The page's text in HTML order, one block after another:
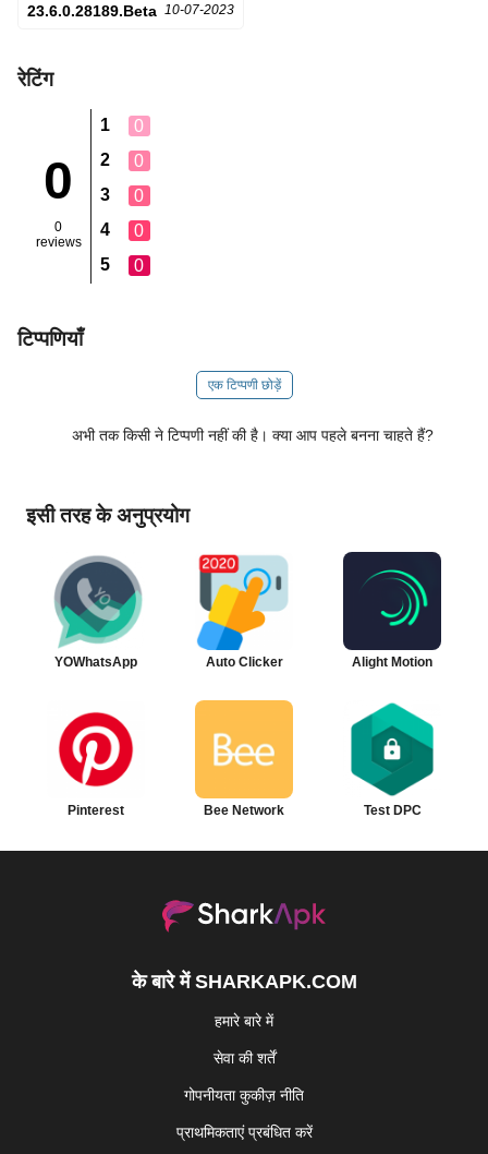
23.6.0.28189.Beta 10-07-2023
रेटिंग
0
0
reviews
1
0
2
0
3
0
4
0
5
0
टिप्पणियाँ
एक टिप्पणी छोड़ें
अभी तक किसी ने टिप्पणी नहीं की है। क्या आप पहले बनना चाहते हैं?
इसी तरह के अनुप्रयोग
YOWhatsApp Auto Clicker Alight Motion
Pinterest Bee Network Test DPC
के बारे में SHARKAPK.COM
हमारे बारे में
सेवा की शर्तें
गोपनीयता कुकीज़ नीति
प्राथमिकताएं प्रबंधित करें